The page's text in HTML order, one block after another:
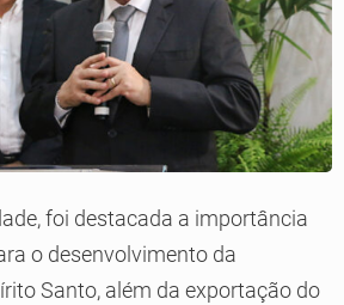
foi destacada a importância
o desenvolvimento da
Santo, além da exportação do